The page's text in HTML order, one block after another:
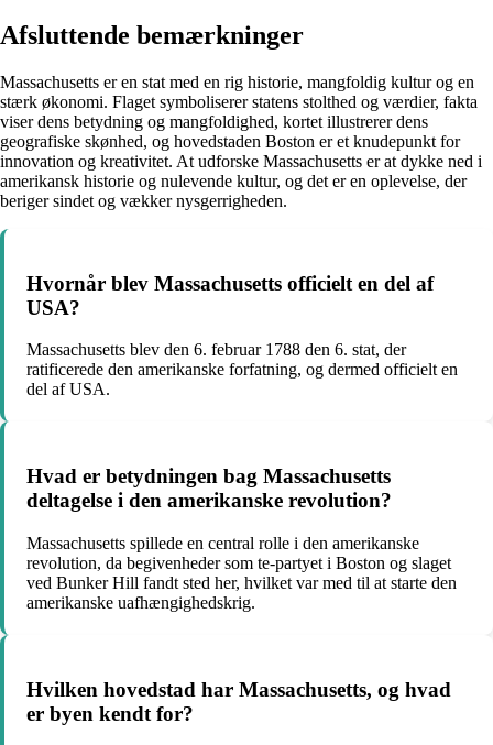
Afsluttende bemærkninger
Massachusetts er en stat med en rig historie, mangfoldig kultur og en
stærk økonomi. Flaget symboliserer statens stolthed og værdier, fakta
viser dens betydning og mangfoldighed, kortet illustrerer dens
geografiske skønhed, og hovedstaden Boston er et knudepunkt for
innovation og kreativitet. At udforske Massachusetts er at dykke ned i
amerikansk historie og nulevende kultur, og det er en oplevelse, der
beriger sindet og vækker nysgerrigheden.
Hvornår blev Massachusetts officielt en del af
USA?
Massachusetts blev den 6. februar 1788 den 6. stat, der
ratificerede den amerikanske forfatning, og dermed officielt en
del af USA.
Hvad er betydningen bag Massachusetts
deltagelse i den amerikanske revolution?
Massachusetts spillede en central rolle i den amerikanske
revolution, da begivenheder som te-partyet i Boston og slaget
ved Bunker Hill fandt sted her, hvilket var med til at starte den
amerikanske uafhængighedskrig.
Hvilken hovedstad har Massachusetts, og hvad
er byen kendt for?